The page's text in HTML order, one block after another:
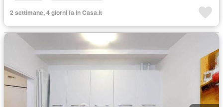
2 settimane, 4 giorni fa in Casa.it